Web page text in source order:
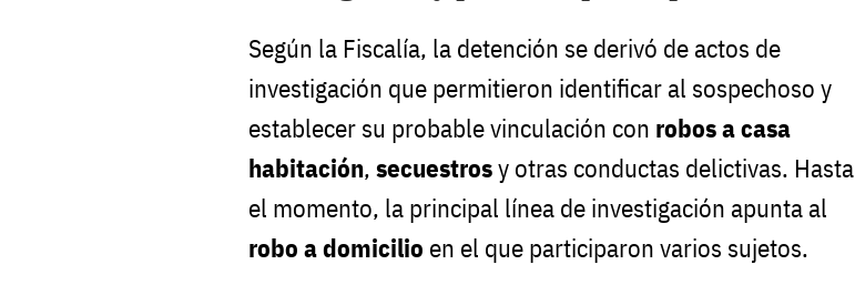
Según la Fiscalía, la detención se derivó de actos de
investigación que permitieron identificar al sospechoso y
establecer su probable vinculación con robos a casa
habitación, secuestrosy otras conductas delictivas. Hasta
el momento, la principal línea de investigación apunta al
robo a domicilio en el que participaron varios sujetos.